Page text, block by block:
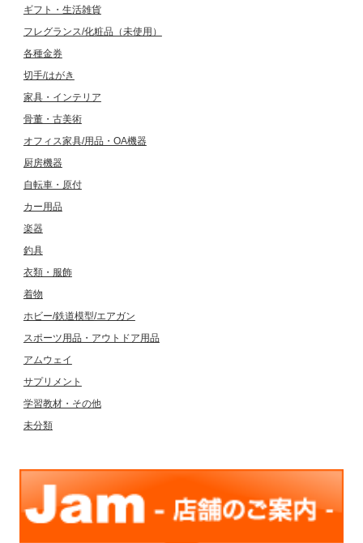
ギフト・生活雑貨
フレグランス/化粧品（未使用）
各種金券
切手/はがき
家具・インテリア
骨董・古美術
オフィス家具/用品・OA機器
厨房機器
自転車・原付
カー用品
楽器
釣具
衣類・服飾
着物
ホビー/鉄道模型/エアガン
スポーツ用品・アウトドア用品
アムウェイ
サプリメント
学習教材・その他
未分類